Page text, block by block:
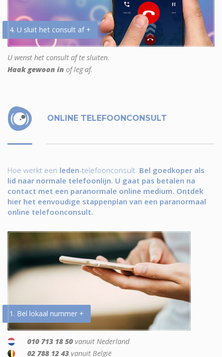
4. U sluit het consult af +
U wenst het consult af te sluiten.
Haak gewoon in of leg af.
ONLINE TELEFOONCONSULT
Hoe werkt een leden-telefoonconsult. Bel goedkoper als
lid naar normale telefoonlijn. U gaat pas betalen na
contact met een paranormale online medium. Ontdek
hier het eenvoudige stappenplan van een paranormaal
online telefoonconsult.
1. Bel lokaal nummer +
010 713 18 50 vanuit Nederland
02 788 12 43 vanuit België